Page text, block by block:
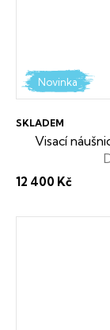
Novinka
Visací
SKLADEM
12 400 Kč